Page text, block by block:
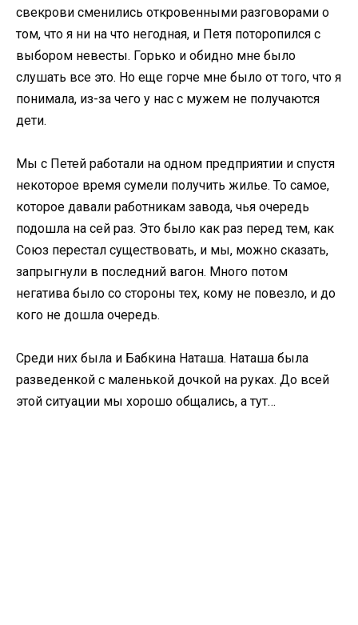
свекрови сменились откровенными разговорами о
том, что я ни на что негодная, и Петя поторопился с
выбором невесты. Горько и обидно мне было
слушать все это. Но еще горче мне было от того, что я
понимала, из-за чего у нас с мужем не получаются
дети.
Мы с Петей работали на одном предприятии и спустя
некоторое время сумели получить жилье. То самое,
которое давали работникам завода, чья очередь
подошла на сей раз. Это было как раз перед тем, как
Союз перестал существовать, и мы, можно сказать,
запрыгнули в последний вагон. Много потом
негатива было со стороны тех, кому не повезло, и до
кого не дошла очередь.
Среди них была и Бабкина Наташа. Наташа была
разведенкой с маленькой дочкой на руках. До всей
этой ситуации мы хорошо общались, а тут…